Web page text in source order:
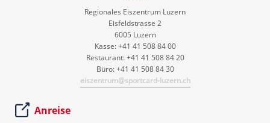
Regionales Eiszentrum Luzern
Eisfeldstrasse 2
6005 Luzern
Kasse: +41 41 508 84 00
Restaurant: +41 41 508 84 20
Büro: +41 41 508 84 30
eiszentrum@sportcard-luzern.ch
Anreise